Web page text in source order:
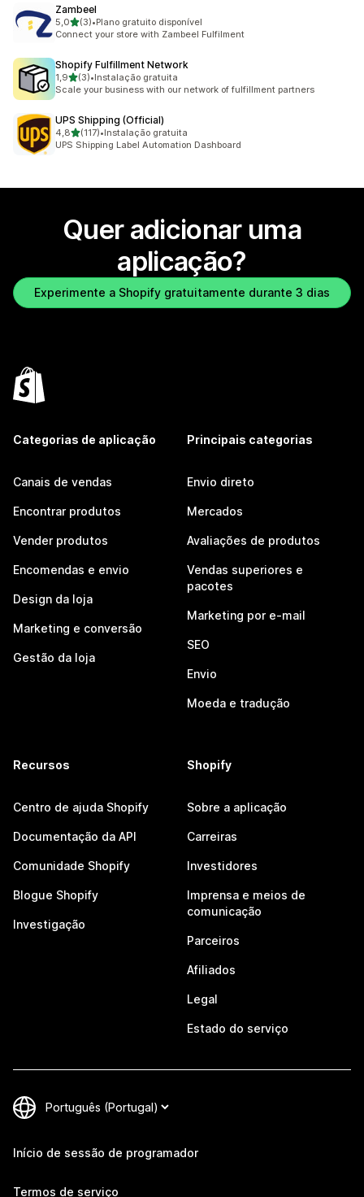
Zambeel
5,0de 5 estrelas
(3)
3 total de avaliações
•Plano gratuito disponível
Connect your store with Zambeel Fulfilment
Shopify Fulfillment Network
1,9de 5 estrelas
(3)
3 total de avaliações
•Instalação gratuita
Scale your business with our network of fulfillment partners
UPS Shipping (Official)
4,8de 5 estrelas
(117)
117 total de avaliações
•Instalação gratuita
UPS Shipping Label Automation Dashboard
Quer adicionar uma
aplicação?
Experimente a Shopify gratuitamente durante 3 dias
Categorias de aplicação
Canais de vendas
Encontrar produtos
Vender produtos
Encomendas e envio
Design da loja
Marketing e conversão
Gestão da loja
Principais categorias
Envio direto
Mercados
Avaliações de produtos
Vendas superiores e
pacotes
Marketing por e-mail
SEO
Envio
Moeda e tradução
Recursos
Centro de ajuda Shopify
Documentação da API
Comunidade Shopify
Blogue Shopify
Investigação
Shopify
Sobre a aplicação
Carreiras
Investidores
Imprensa e meios de
comunicação
Parceiros
Afiliados
Legal
Estado do serviço
Início de sessão de programador
Termos de serviço